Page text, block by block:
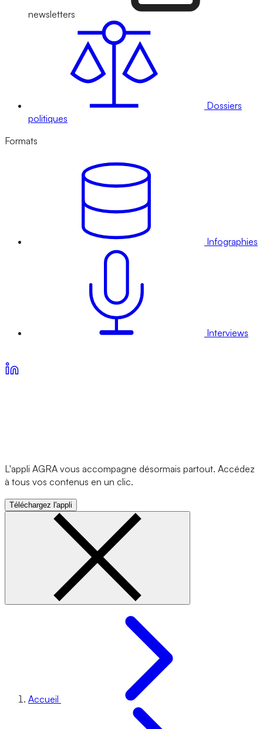
newsletters
Dossiers
politiques
Formats
Infographies
Interviews
L'appli AGRA vous accompagne désormais partout. Accédez
à tous vos contenus en un clic.
Téléchargez l'appli
Accueil